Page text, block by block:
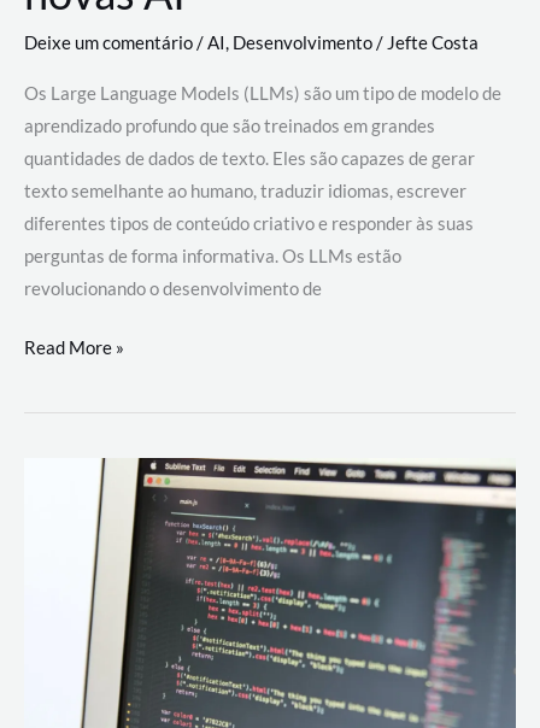
Deixe um comentário/AI, Desenvolvimento/ Jefte Costa
Os Large Language Models (LLMs) são um tipo de modelo de
aprendizado profundo que são treinados em grandes
quantidades de dados de texto. Eles são capazes de gerar
texto semelhante ao humano, traduzir idiomas, escrever
diferentes tipos de conteúdo criativo e responder às suas
perguntas de forma informativa. Os LLMs estão
revolucionando o desenvolvimento de
Large
Models
revolucionando
desenvolvimento
Read More »